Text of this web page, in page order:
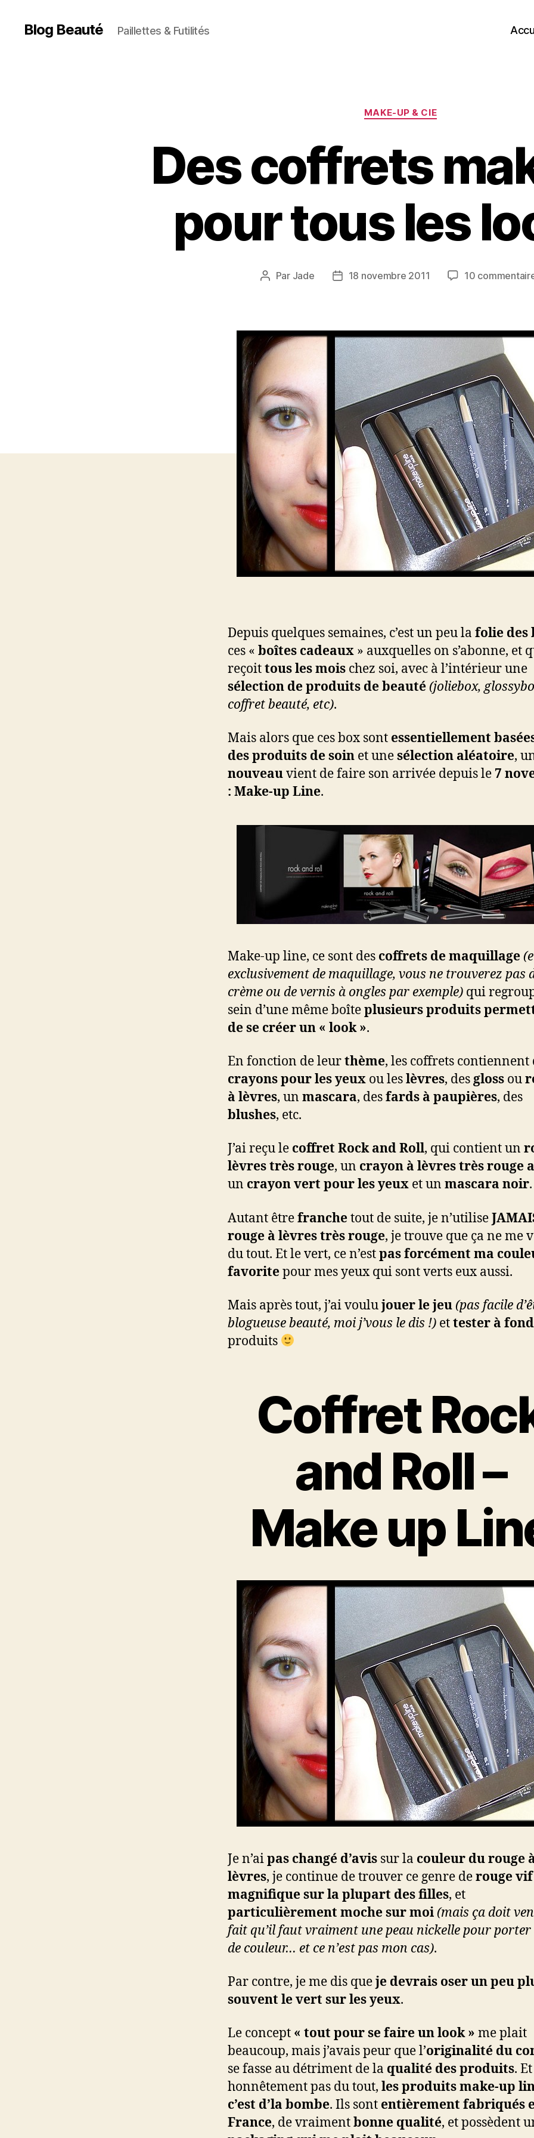
Blog Beauté Paillettes & Futilités
Catégories
MAKE-UP & CIE
Des coffrets
pour tous les
Auteur
Par Jade
Date18 novembre 2011 10
Depuis quelques semaines, c’est un peu la folie des
ces « boîtes cadeaux » auxquelles on s’abonne, et
reçoittous les mois chez soi, avec à l’intérieur une
sélection de produits de beauté (joliebox,
coffret beauté, etc).
Mais alors que ces box sont essentiellement
des produits de soin et unesélection aléatoire,
nouveauvient de faire son arrivée depuis le 7
: Make-up Line.
Make-up line, ce sont des coffrets de maquillage
exclusivement de maquillage, vous ne trouverez pas
crème ou de vernis à ongles par exemple) qui
sein d’une même boîteplusieurs produits
de se créer un « look ».
En fonction de leurthème, les coffrets contiennent
crayons pour les yeux ou leslèvres, desgloss ou
à lèvres, un mascara, desfards à paupières, des
blushes, etc.
J’ai reçu le coffret Rock and Roll, qui contient un
lèvres très rouge, un crayon à lèvres très rouge
un crayon vert pour les yeux et un mascara noir.
Autant êtrefranchetout de suite, je n’utilise
rouge à lèvres très rouge, je trouve que ça ne me
du tout. Et le vert, ce n’estpas forcément ma
favoritepour mes yeux qui sont verts eux aussi.
Mais après tout, j’ai voulujouer le jeu (pas facile
blogueuse beauté, moi j’vous le dis !) ettester à fond
produits
Coffret
and Roll –
Make up
Je n’aipas changé d’avis sur la couleur du rouge
lèvres, je continue de trouver ce genre derouge vif
magnifique sur la plupart des filles, et
particulièrement moche sur moi (mais ça doit
fait qu’il faut vraiment une peau nickelle pour porter
de couleur… et ce n’est pas mon cas).
Par contre, je me dis queje devrais oser un peu
souvent le vert sur les yeux.
Le concept « tout pour se faire un look » me plait
beaucoup, mais j’avais peur que l’originalité du
se fasse au détriment de la qualité des produits. Et
honnêtement pas du tout, les produits make-up
c’est d’la bombe. Ils sont entièrement fabriqués
France, de vraimentbonne qualité, et possèdent